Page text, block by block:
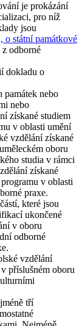
je prokázání
pro níž
jsou
o státní památkové
z odborné
dokladu o
nebo
nebo
získané studiem
v oblasti umění
vzdělání získané
oboru
studia v rámci
získané
v oblasti
praxe.
které jsou
ukončené
v oboru
odborné
vzdělání
příslušném oboru
tří